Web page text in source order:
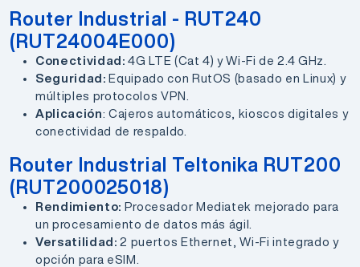
Router Industrial - RUT240
(RUT24004E000)
Conectividad: 4G LTE (Cat 4) y Wi-Fi de 2.4 GHz.
Seguridad: Equipado con RutOS (basado en Linux) y
múltiples protocolos VPN.
Aplicación: Cajeros automáticos, kioscos digitales y
conectividad de respaldo.
Router Industrial Teltonika RUT200
(RUT200025018)
Rendimiento: Procesador Mediatek mejorado para
un procesamiento de datos más ágil.
Versatilidad: 2 puertos Ethernet, Wi-Fi integrado y
opción para eSIM.